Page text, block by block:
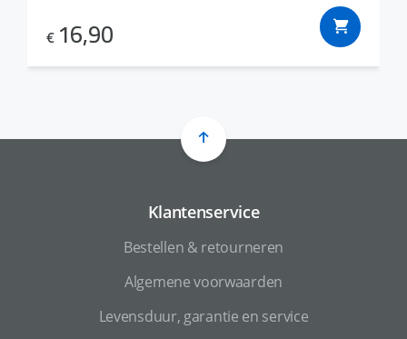
€ 16,90
Klantenservice
Bestellen & retourneren
Algemene voorwaarden
Levensduur, garantie en service